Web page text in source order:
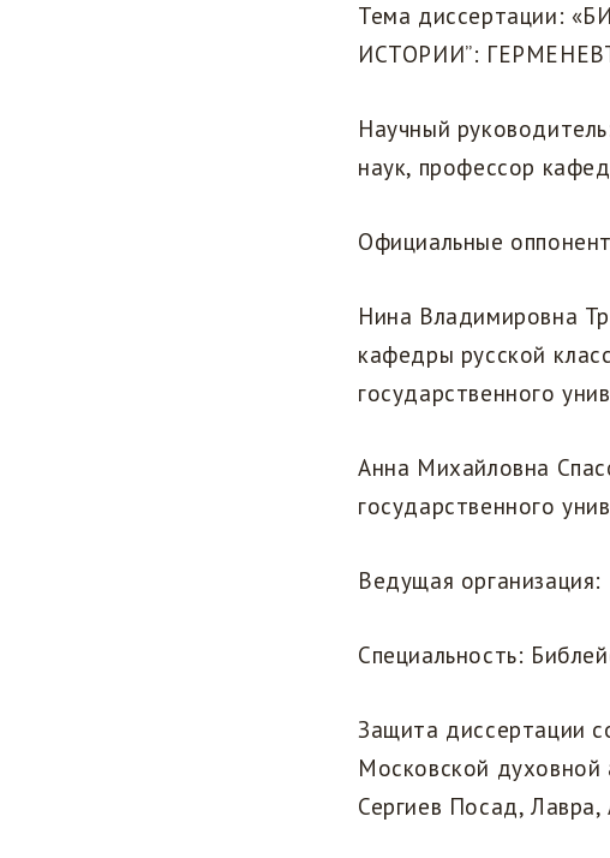
Тема диссертации:
ИСТОРИИ”:
‎Научный
наук, профессор
‎Официальные
‎Нина Владимировна
кафедры русской
государственного
‎Анна Михайловна
государственного
‎‎Ведущая
‎‎Специальность:
‎Защита диссертации
Московской духовной
Сергиев Посад, Лавра,